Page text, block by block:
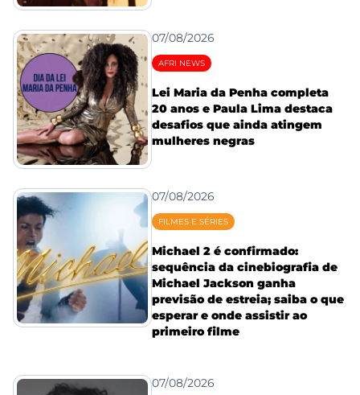
07/08/2026
AFRI NEWS
Lei Maria da Penha completa
20 anos e Paula Lima destaca
desafios que ainda atingem
mulheres negras
07/08/2026
FILMES E SÉRIES
Michael 2 é confirmado:
sequência da cinebiografia de
Michael Jackson ganha
previsão de estreia; saiba o que
esperar e onde assistir ao
primeiro filme
07/08/2026